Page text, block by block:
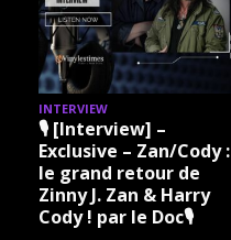
INTERVIEW
🎙 [Interview] –
Exclusive – Zan/Cody :
le grand retour de
Zinny J. Zan & Harry
Cody ! par le Doc🎙